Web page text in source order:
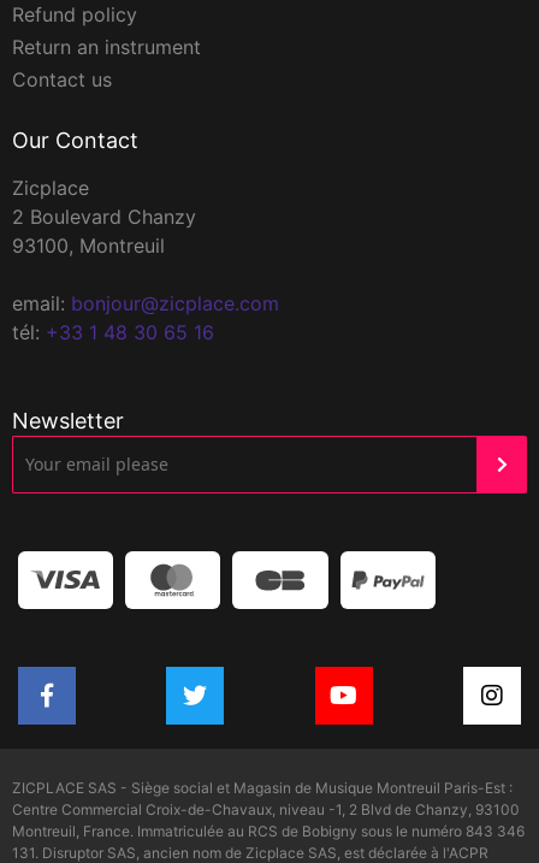
Refund policy
Return an instrument
Contact us
Our Contact
Zicplace
2 Boulevard Chanzy
93100, Montreuil
email: bonjour@zicplace.com
tél: +33 1 48 30 65 16
Newsletter
ZICPLACE SAS - Siège social et Magasin de Musique Montreuil Paris-Est :
Centre Commercial Croix-de-Chavaux, niveau -1, 2 Blvd de Chanzy, 93100
Montreuil, France. Immatriculée au RCS de Bobigny sous le numéro 843 346
131. Disruptor SAS, ancien nom de Zicplace SAS, est déclarée à l'ACPR